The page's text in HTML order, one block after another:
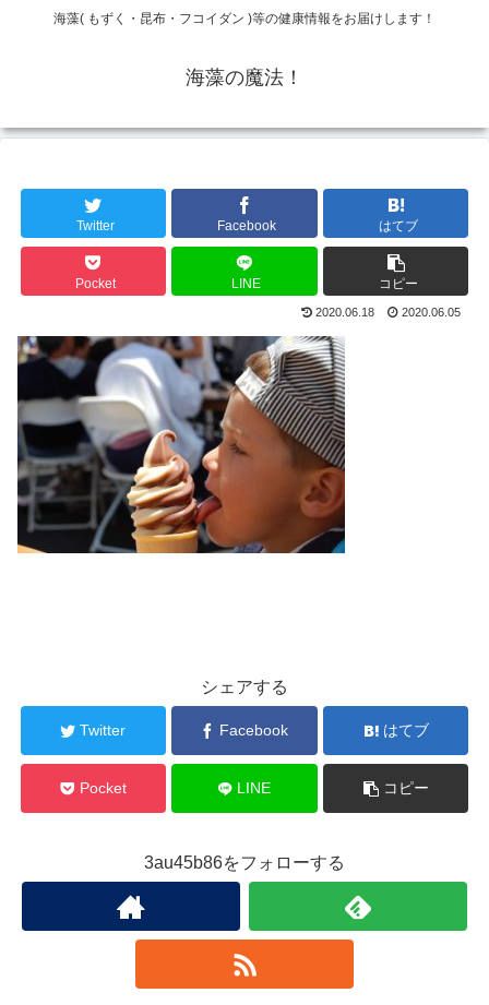
海藻( もずく・昆布・フコイダン )等の健康情報をお届けします！
海藻の魔法！
Twitter Facebook はてブ
Pocket LINE コピー
2020.06.18 2020.06.05
シェアする
Twitter Facebook はてブ
Pocket LINE コピー
3au45b86をフォローする